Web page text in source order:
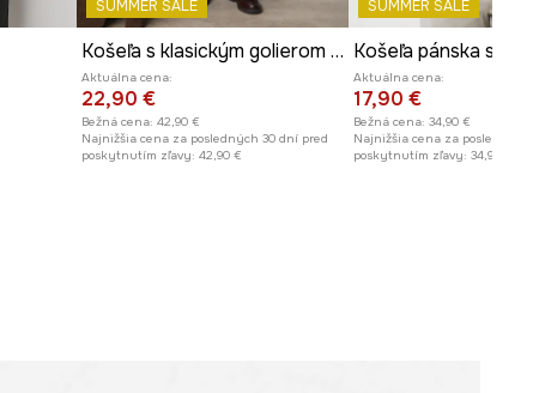
SUMMER SALE
Košeľa s klasickým golierom bez vzoru
Aktuálna cena:
22,90 €
Bežná cena: 42,90 €
Najnižšia cena za posledných 30 dní pred
poskytnutím zľavy: 42,90 €
SUMMER SALE
Aktuálna cena:
17,90 €
Bežná cena: 34,90 €
Najnižšia cena za posledných
poskytnutím zľavy: 34,90 €